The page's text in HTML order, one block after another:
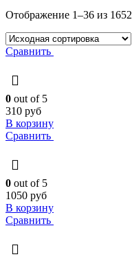
Отображение 1–36 из 1652
Сравнить
0 out of 5
310 руб
В корзину
Сравнить
0 out of 5
1050 руб
В корзину
Сравнить